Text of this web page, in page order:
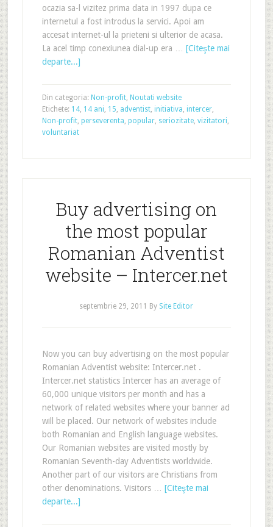
ocazia sa-l vizitez prima data in 1997 dupa ce
internetul a fost introdus la servici. Apoi am
accesat internet-ul la prieteni si ulterior de acasa.
La acel timp conexiunea dial-up era … [Citeşte mai
departe...]
Din categoria: Non-profit, Noutati website
Etichete: 14, 14 ani, 15, adventist, initiativa, intercer,
Non-profit, perseverenta, popular, seriozitate, vizitatori,
voluntariat
Buy advertising on
the most popular
Romanian Adventist
website – Intercer.net
septembrie 29, 2011 By Site Editor
Now you can buy advertising on the most popular
Romanian Adventist website: Intercer.net .
Intercer.net statistics Intercer has an average of
60,000 unique visitors per month and has a
network of related websites where your banner ad
will be placed. Our network of websites include
both Romanian and English language websites.
Our Romanian websites are visited mostly by
Romanian Seventh-day Adventists worldwide.
Another part of our visitors are Christians from
other denominations. Visitors … [Citeşte mai
departe...]